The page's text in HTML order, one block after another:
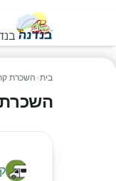
בית› השכרת
השכרת